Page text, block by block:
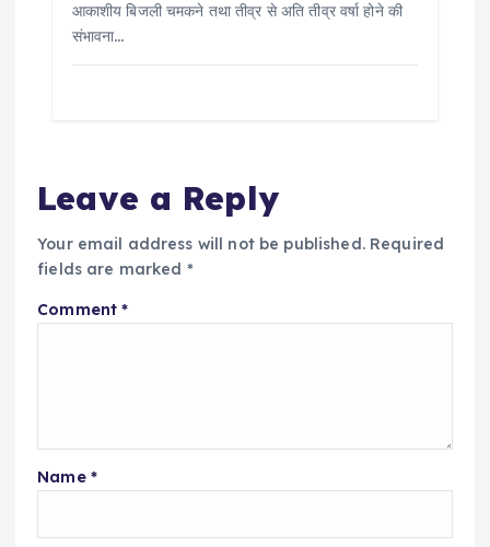
आकाशीय बिजली चमकने तथा तीव्र से अति तीव्र वर्षा होने की
संभावना…
Leave a Reply
Your email address will not be published. Required
fields are marked *
Comment*
Name *